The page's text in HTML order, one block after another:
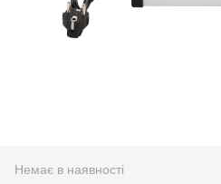
Немає в наявності